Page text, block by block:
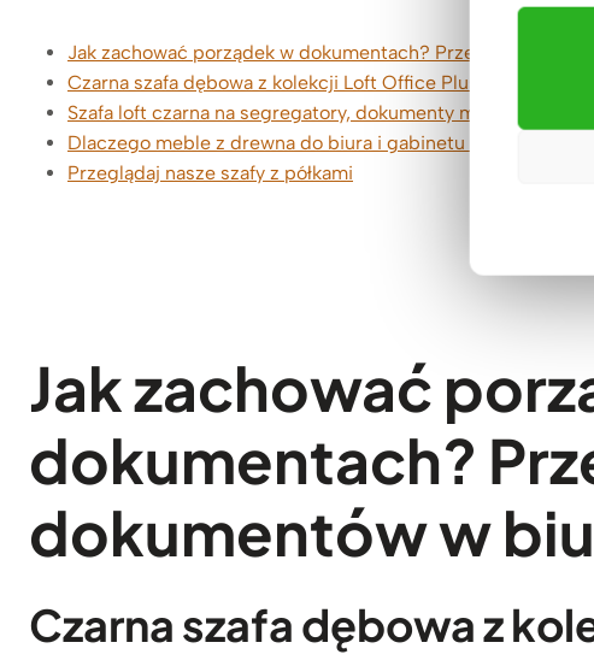
Jak zachować porządek w dokumentach? Przechowywanie
Czarna szafa dębowa z kolekcji Loft Office Plus
Szafa loft czarna na segregatory, dokumenty marki Deerhorn
Dlaczego meble z drewna do biura i gabinetu od Deerhorn
Przeglądaj nasze szafy z półkami
Jak zachować
dokumentach?
dokumentów w
Czarna szafa dębowa z